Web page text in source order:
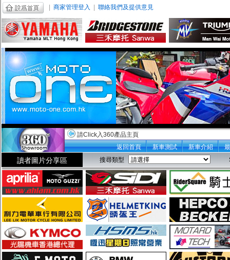
商家管理登入 聯絡我們及提供意見
請Click入360產品主頁
返回首頁
新車測試 新車介紹
讀者圖片分享區 搜尋類型